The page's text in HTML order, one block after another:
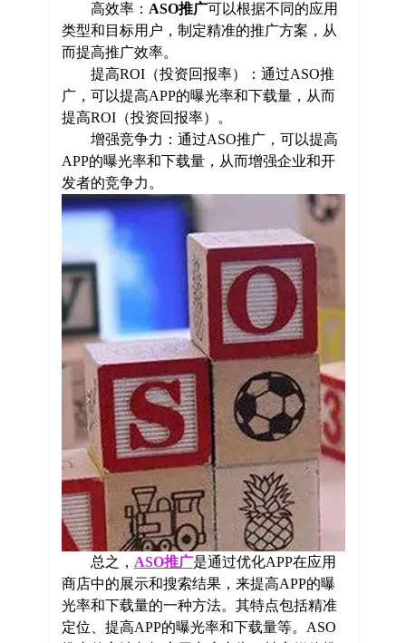
高效率： ASO推广可以根据不同的应用
类型和目标用户，制定精准的推广方案，从
而提高推广效率。
提高ROI（投资回报率）：通过ASO推
广，可以提高APP的曝光率和下载量，从而
提高ROI（投资回报率）。
增强竞争力：通过ASO推广，可以提高
APP的曝光率和下载量，从而增强企业和开
发者的竞争力。
总之， ASO推广是通过优化APP在应用
商店中的展示和搜索结果，来提高APP的曝
光率和下载量的一种方法。其特点包括精准
定位、提高APP的曝光率和下载量等。ASO